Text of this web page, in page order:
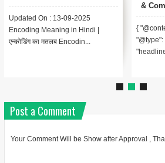
Updated On : 13-09-2025
Encoding Meaning in Hindi |
एन्कोडिंग का मतलब Encodin...
&
{
Post a Comment
Your Comment Will be Show after Approval ,